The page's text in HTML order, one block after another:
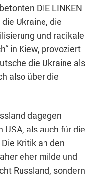
DIE LINKEN
Ukraine, die
und radikale
in Kiew, provoziert
die Ukraine als
also über die
dagegen
USA, als auch für die
Kritik an den
eher milde und
Russland, sondern